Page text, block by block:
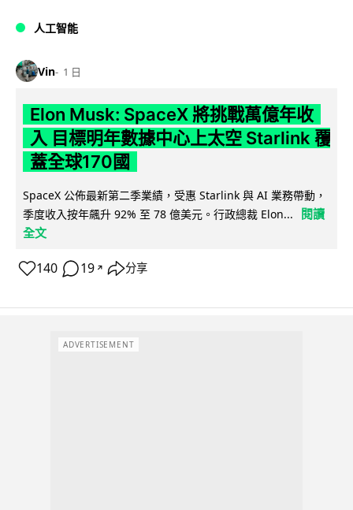
人工智能
Vin 1 日
Elon Musk: SpaceX 將挑戰萬億年收
入 目標明年數據中心上太空 Starlink 覆
蓋全球170國
SpaceX 公佈最新第二季業績，受惠 Starlink 與 AI 業務帶動，
季度收入按年飆升 92% 至 78 億美元。行政總裁 Elon...
閱讀
全文
140 19 ↗ 分享
ADVERTISEMENT